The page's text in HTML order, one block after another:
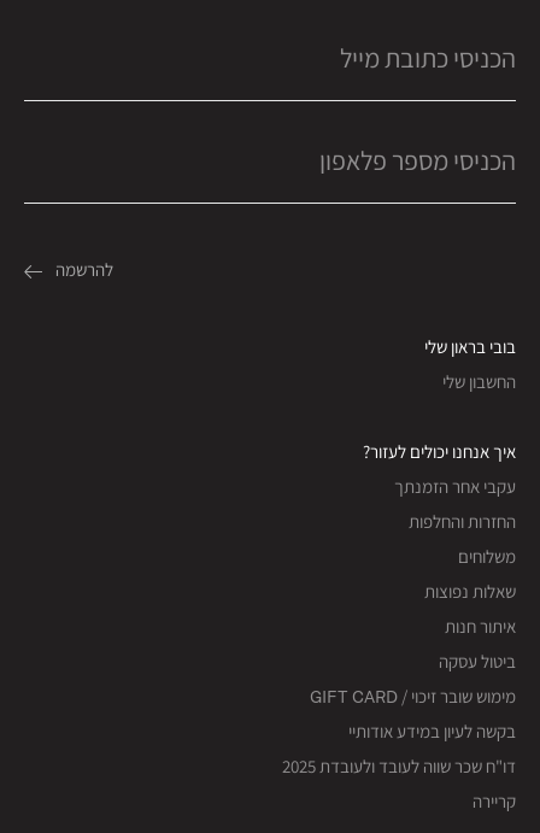
בובי בראון שלי
החשבון שלי
איך אנחנו יכולים לעזור?
עקבי אחר הזמנתך
החזרות והחלפות
משלוחים
שאלות נפוצות
איתור חנות
ביטול עסקה
מימוש שובר זיכוי / GIFT CARD
בקשה לעיון במידע אודותיי
דו"ח שכר שווה לעובד ולעובדת 2025
קריירה